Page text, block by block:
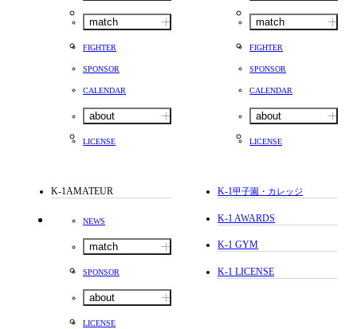
match
FIGHTER
SPONSOR
CALENDAR
about
LICENSE
match
FIGHTER
SPONSOR
CALENDAR
about
LICENSE
K-1AMATEUR
NEWS
match
SPONSOR
about
LICENSE
K-1甲子園・カレッジ
K-1 AWARDS
K-1 GYM
K-1 LICENSE